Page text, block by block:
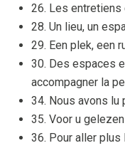
26. Les
28. Un lieu, un
29. Een plek, een
30. Des espaces
accompagner la
34. Nous avons lu
35. Voor u gelezen
36. Pour aller plus